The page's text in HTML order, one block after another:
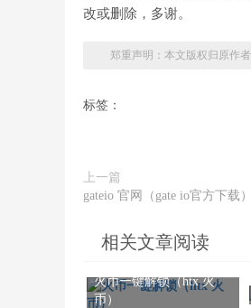
改或删除，多谢。
郑重声明：本文版权归原作
标签：
上一篇
gateio 官网（gate io官方下载）
相关文章阅读
火币一键解锁（htx 火
币）